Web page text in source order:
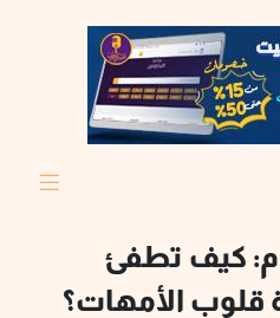
كيف تطفئ
قلوب الأمهات؟